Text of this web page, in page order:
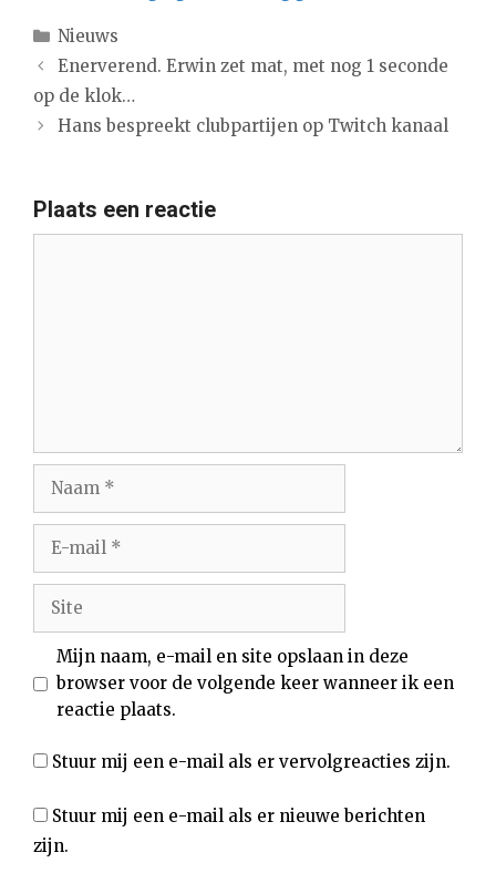
Categorieën
Nieuws
Enerverend. Erwin zet mat, met nog 1 seconde
op de klok…
Hans bespreekt clubpartijen op Twitch kanaal
Plaats een reactie
Naam
Site
Mijn naam, e-mail en site opslaan in deze
browser voor de volgende keer wanneer ik een
reactie plaats.
Stuur mij een e-mail als er vervolgreacties zijn.
Stuur mij een e-mail als er nieuwe berichten
zijn.